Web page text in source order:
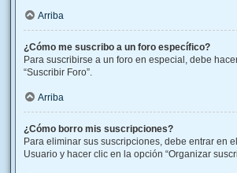
Arriba
¿Cómo me suscribo a un foro específico?
Para suscribirse a un foro en especial, debe
“Suscribir Foro”.
Arriba
¿Cómo borro mis suscripciones?
Para eliminar sus suscripciones, debe entrar en
Usuario y hacer clic en la opción “Organizar